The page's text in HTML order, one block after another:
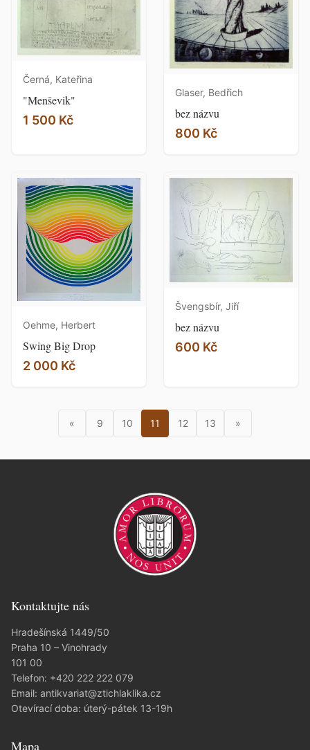
Černá, Kateřina
"Menševik"
1 500 Kč
Glaser, Bedřich
bez názvu
800 Kč
Oehme, Herbert
Swing Big Drop
2 000 Kč
Švengsbír, Jiří
bez názvu
600 Kč
« 9 10 11 12 13 »
Kontaktujte nás
Hradešínská 1449/50
Praha 10 – Vinohrady
101 00
Telefon: +420 222 222 079
Email: antikvariat@ztichlaklika.cz
Otevírací doba: úterý-pátek 13-19h
Mapa